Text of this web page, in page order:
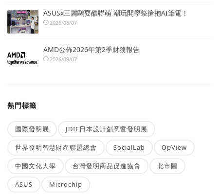
ASUSx三麗鷗耍酷聯萌 潮玩開學祭搶抱AI筆電！
2026/08/07
AMD公佈2026年第2季財務報告
2026/08/07
熱門標籤
國際發明展 JDIE日本設計創意暨發明展
世界發明智慧財產聯盟總會 SocialLab OpView
中國文化大學 台灣發明商品促進協會 北市圖
ASUS Microchip